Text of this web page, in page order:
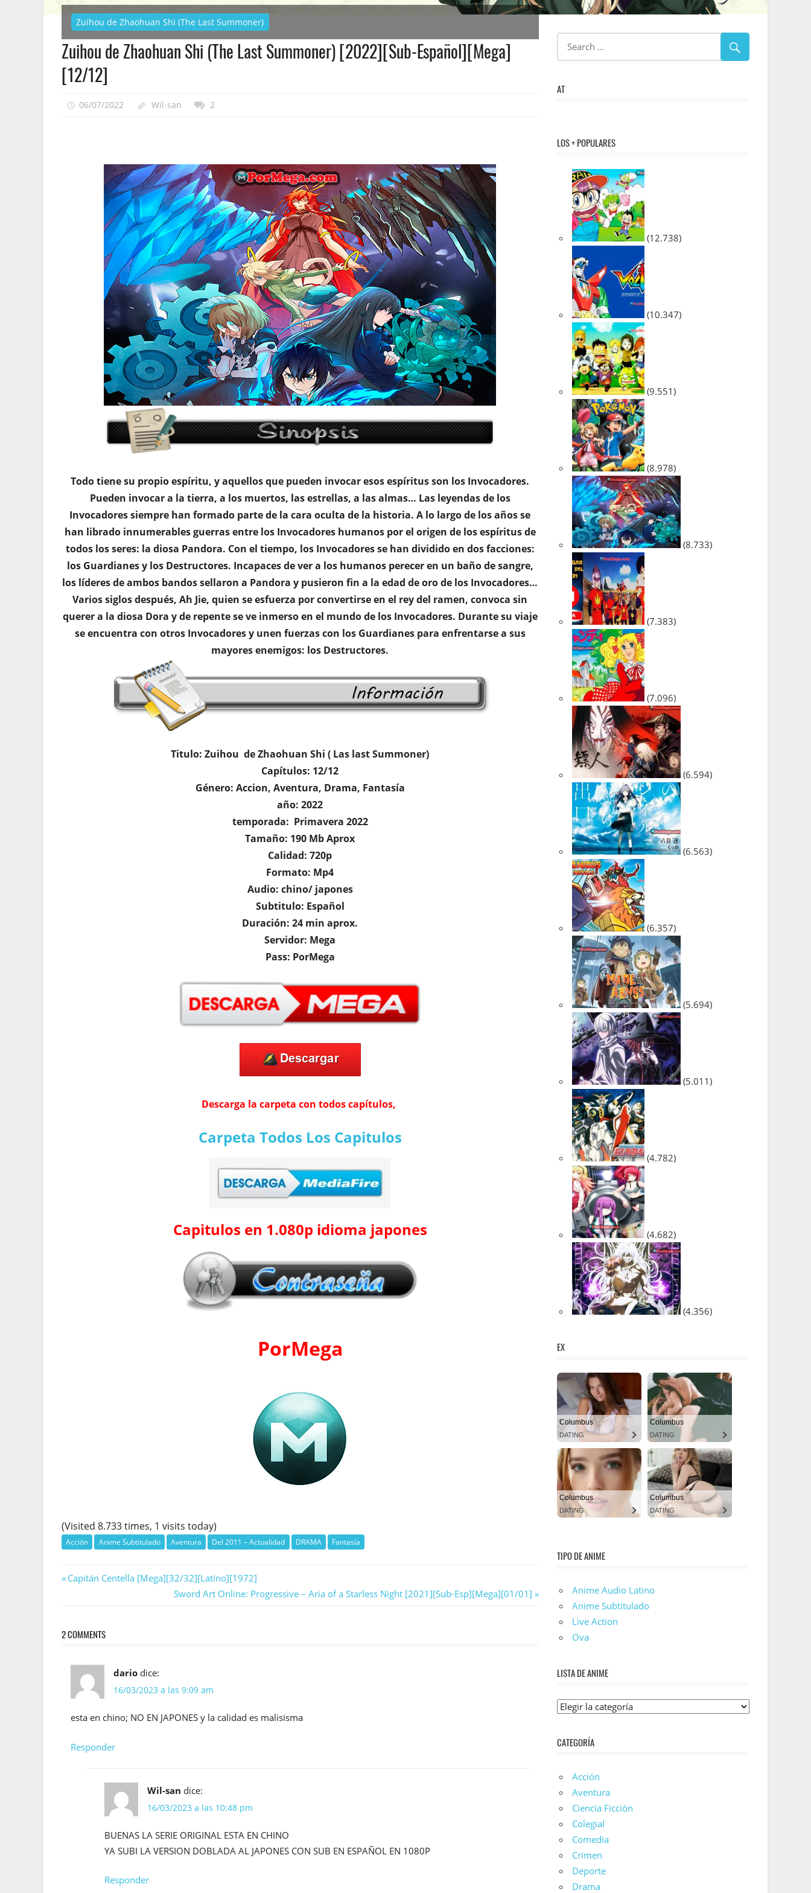
Zuihou de Zhaohuan Shi (The Last Summoner)
Zuihou de Zhaohuan Shi (The Last Summoner) [2022][Sub-Español][Mega]
[12/12]
06/07/2022 Wil-san 2
Todo tiene su propio espíritu, y aquellos que pueden invocar esos espíritus son los Invocadores.
Pueden invocar a la tierra, a los muertos, las estrellas, a las almas… Las leyendas de los
Invocadores siempre han formado parte de la cara oculta de la historia. A lo largo de los años se
han librado innumerables guerras entre los Invocadores humanos por el origen de los espíritus de
todos los seres: la diosa Pandora. Con el tiempo, los Invocadores se han dividido en dos facciones:
los Guardianes y los Destructores. Incapaces de ver a los humanos perecer en un baño de sangre,
los líderes de ambos bandos sellaron a Pandora y pusieron fin a la edad de oro de los Invocadores…
Varios siglos después, Ah Jie, quien se esfuerza por convertirse en el rey del ramen, convoca sin
querer a la diosa Dora y de repente se ve inmerso en el mundo de los Invocadores. Durante su viaje
se encuentra con otros Invocadores y unen fuerzas con los Guardianes para enfrentarse a sus
mayores enemigos: los Destructores.
Titulo: Zuihou de Zhaohuan Shi ( Las last Summoner)
Capítulos: 12/12
Género: Accion, Aventura, Drama, Fantasía
año: 2022
temporada: Primavera 2022
Tamaño: 190 Mb Aprox
Calidad: 720p
Formato: Mp4
Audio: chino/ japones
Subtitulo: Español
Duración: 24 min aprox.
Servidor: Mega
Pass: PorMega
Descarga la carpeta con todos capítulos,
Carpeta Todos Los Capitulos
Capitulos en 1.080p idioma japones
PorMega
(Visited 8.733 times, 1 visits today)
Acción Anime Subtitulado Aventura Del 2011 – Actualidad DRAMA Fantasía
Navegación
entradas
Previous
Capitán Centella [Mega][32/32][Latino][1972]
Next
Sword Art Online: Progressive – Aria of a Starless Night [2021][Sub-Esp][Mega][01/01]
2 COMMENTS
dario dice:
16/03/2023 a las 9:09 am
esta en chino; NO EN JAPONES y la calidad es malisisma
Responder
Wil-san dice:
16/03/2023 a las 10:48 pm
BUENAS LA SERIE ORIGINAL ESTA EN CHINO
YA SUBI LA VERSION DOBLADA AL JAPONES CON SUB EN ESPAÑOL EN 1080P
Responder
AT
LOS + POPULARES
(12.738)
(10.347)
(9.551)
(8.978)
(8.733)
(7.383)
(7.096)
(6.594)
(6.563)
(6.357)
(5.694)
(5.011)
(4.782)
(4.682)
(4.356)
EX
TIPO DE ANIME
Anime Audio Latino
Anime Subtitulado
Live Action
Ova
LISTA DE ANIME
Lista
Anime
CATEGORÍA
Acción
Aventura
Ciencia Ficción
Colegial
Comedia
Crimen
Deporte
Drama